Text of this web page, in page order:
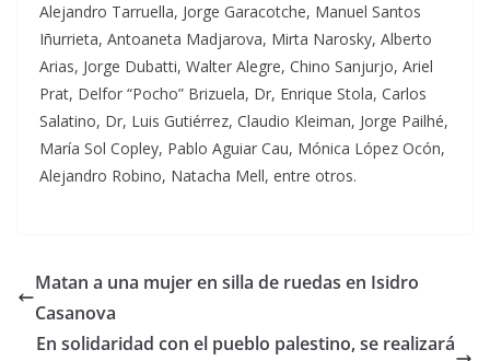
Alejandro Tarruella, Jorge Garacotche, Manuel Santos
Iñurrieta, Antoaneta Madjarova, Mirta Narosky, Alberto
Arias, Jorge Dubatti, Walter Alegre, Chino Sanjurjo, Ariel
Prat, Delfor “Pocho” Brizuela, Dr, Enrique Stola, Carlos
Salatino, Dr, Luis Gutiérrez, Claudio Kleiman, Jorge Pailhé,
María Sol Copley, Pablo Aguiar Cau, Mónica López Ocón,
Alejandro Robino, Natacha Mell, entre otros.
Matan a una mujer en silla de ruedas en Isidro
Casanova
En solidaridad con el pueblo palestino, se realizará